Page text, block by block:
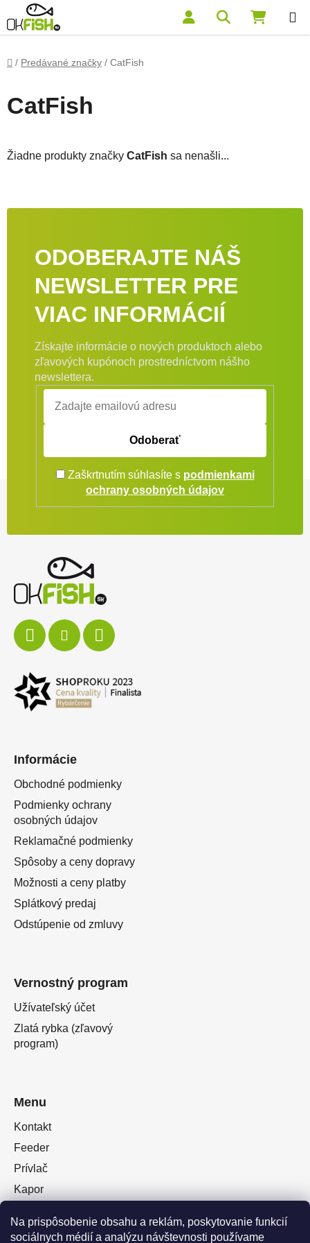
Na prispôsobenie obsahu a reklám, poskytovanie funkcií
sociálnych médií a analýzu návštevnosti používame
Prejsť na obsah Hľadať
Domov
/ Predávané značky / CatFish
CatFish
Žiadne produkty značky CatFish sa nenašli...
ODOBERAJTE NÁŠ
NEWSLETTER PRE
VIAC INFORMÁCIÍ
Získajte informácie o nových produktoch alebo
zľavových kupónoch prostredníctvom nášho
newslettera.
Odoberať
Zaškrtnutím súhlasíte s podmienkami
ochrany osobných údajov
Informácie
Obchodné podmienky
Podmienky ochrany
osobných údajov
Reklamačné podmienky
Spôsoby a ceny dopravy
Možnosti a ceny platby
Splátkový predaj
Odstúpenie od zmluvy
Vernostný program
Užívateľský účet
Zlatá rybka (zľavový
program)
Menu
Kontakt
Feeder
Prívlač
Kapor
Plávaná